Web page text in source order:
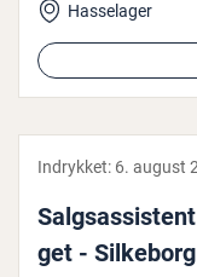
Hasselager
Indrykket: 6. august
get - Silkeborg